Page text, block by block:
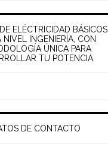
ELÉCTRICIDAD BÁSICOS
NIVEL INGENIERÍA, CON
ÚNICA PARA
TU POTENCIA
DE CONTACTO